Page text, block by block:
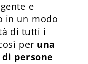
e
in un modo
di tutti i
per una
persone